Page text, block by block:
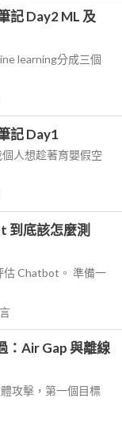
記 Day2 ML 及
learning分成三個
記 Day1
人想趁著育嬰假空
到底該怎麼測
估 Chatbot。 準備一
：Air Gap 與離線
攻擊，第一個目標